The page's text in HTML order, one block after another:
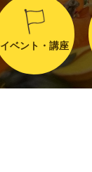
イベント・講座